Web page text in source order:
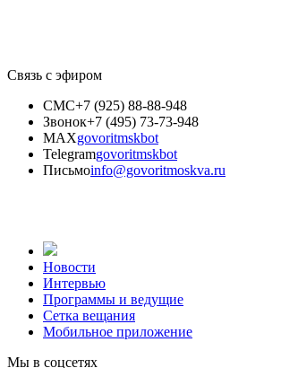
Связь с эфиром
СМС+7 (925) 88-88-948
Звонок+7 (495) 73-73-948
MAXgovoritmskbot
Telegramgovoritmskbot
Письмоinfo@govoritmoskva.ru
Новости
Интервью
Программы и ведущие
Сетка вещания
Мобильное приложение
Мы в соцсетях